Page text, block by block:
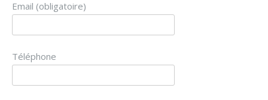
Email (obligatoire)
Téléphone